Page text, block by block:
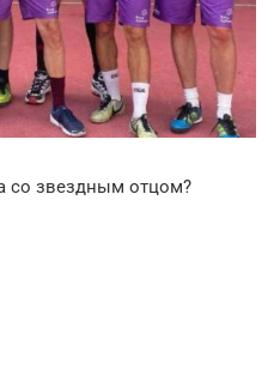
со звездным отцом?